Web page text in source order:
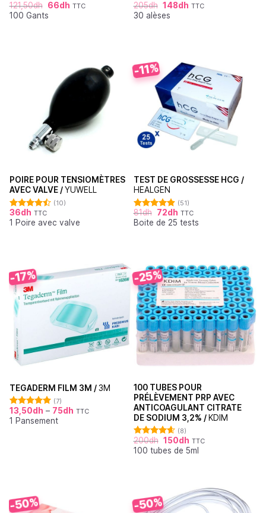
Note4.67
sur 5
121,50dh 66dh TTC
100 Gants
Note4.76
sur 5
205dh 148dh TTC
30 alèses
POIRE POUR TENSIOMÈTRES
AVEC VALVE /YUWELL
Note4.50
sur 5
(10)
36dh TTC
1 Poire avec valve
-11%
TEST DE GROSSESSE HCG /
HEALGEN
Note
4.88
sur 5
(51)
81dh 72dh TTC
Boite de 25 tests
-17%
TEGADERM FILM 3M /3M
Note5.00
sur 5
(7)
13,50dh – 75dh TTC
1 Pansement
-25%
100 TUBES POUR
PRÉLÈVEMENT PRP AVEC
ANTICOAGULANT CITRATE
DE SODIUM 3,2% / KDIM
Note4.63
sur 5
(8)
200dh 150dh TTC
100 tubes de 5ml
-50% -50%